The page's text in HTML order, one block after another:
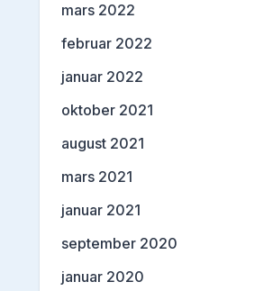
mars 2022
februar 2022
januar 2022
oktober 2021
august 2021
mars 2021
januar 2021
september 2020
januar 2020